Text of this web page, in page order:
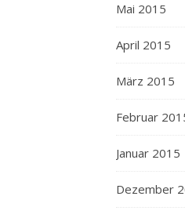
Mai 2015
April 2015
März 2015
Februar
Januar 2015
Dezember